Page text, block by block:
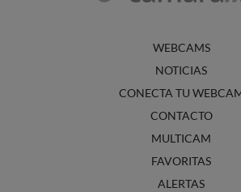
WEBCAMS
NOTICIAS
CONECTA TU
CONTACTO
MULTICAM
FAVORITAS
ALERTAS